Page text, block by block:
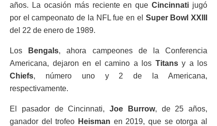
años. La ocasión más reciente en que Cincinnati jugó
por el campeonato de la NFL fue en el Super Bowl XXIII
del 22 de enero de 1989.
Los Bengals, ahora campeones de la Conferencia
Americana, dejaron en el camino a los Titansy a los
Chiefs, número uno y 2 de la Americana,
respectivamente.
El pasador de Cincinnati, Joe Burrow, de 25 años,
ganador del trofeo Heisman en 2019, que se otorga al